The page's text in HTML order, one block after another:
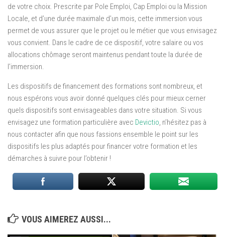
de votre choix. Prescrite par Pole Emploi, Cap Emploi ou la Mission
Locale, et d’une durée maximale d’un mois, cette immersion vous
permet de vous assurer que le projet ou le métier que vous envisagez
vous convient. Dans le cadre de ce dispositif, votre salaire ou vos
allocations chômage seront maintenus pendant toute la durée de
l’immersion.
Les dispositifs de financement des formations sont nombreux, et
nous espérons vous avoir donné quelques clés pour mieux cerner
quels dispositifs sont envisageables dans votre situation. Si vous
envisagez une formation particulière avec Devictio, n’hésitez pas à
nous contacter afin que nous fassions ensemble le point sur les
dispositifs les plus adaptés pour financer votre formation et les
démarches à suivre pour l’obtenir !
VOUS AIMEREZ AUSSI...